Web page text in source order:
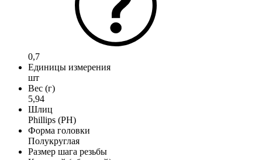
0,7
Единицы измерения
шт
Вес (г)
5,94
Шлиц
Phillips (PH)
Форма головки
Полукруглая
Размер шага резьбы